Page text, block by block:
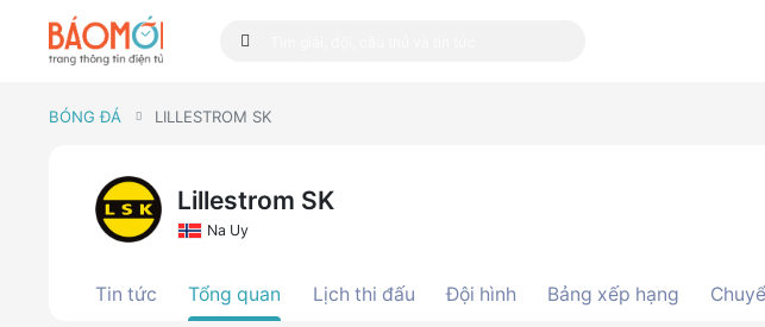
BÓNG ĐÁ LILLESTROM SK
Lillestrom SK
Na Uy
Tin tức Tổng quan Lịch thi đấu Đội hình Bảng xếp hạng